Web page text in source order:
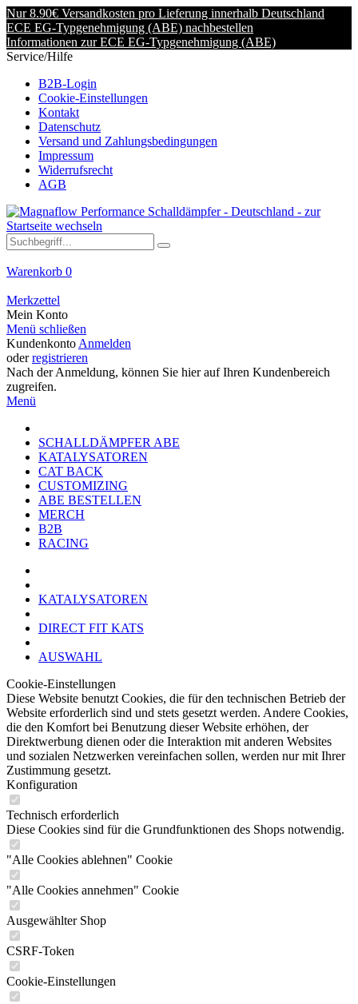
Nur 8.90€ Versandkosten pro Lieferung innerhalb Deutschland
ECE EG-Typgenehmigung (ABE) nachbestellen
Informationen zur ECE EG-Typgenehmigung (ABE)
Service/Hilfe
B2B-Login
Cookie-Einstellungen
Kontakt
Datenschutz
Versand und Zahlungsbedingungen
Impressum
Widerrufsrecht
AGB
Warenkorb 0
Merkzettel
Mein Konto
Menü schließen
Kundenkonto Anmelden
oderregistrieren
Nach der Anmeldung, können Sie hier auf Ihren Kundenbereich
zugreifen.
Menü
SCHALLDÄMPFER ABE
KATALYSATOREN
CAT BACK
CUSTOMIZING
ABE BESTELLEN
MERCH
B2B
RACING
KATALYSATOREN
DIRECT FIT KATS
AUSWAHL
Cookie-Einstellungen
Diese Website benutzt Cookies, die für den technischen Betrieb der
Website erforderlich sind und stets gesetzt werden. Andere Cookies,
die den Komfort bei Benutzung dieser Website erhöhen, der
Direktwerbung dienen oder die Interaktion mit anderen Websites
und sozialen Netzwerken vereinfachen sollen, werden nur mit Ihrer
Zustimmung gesetzt.
Konfiguration
Technisch erforderlich
Diese Cookies sind für die Grundfunktionen des Shops notwendig.
"Alle Cookies ablehnen" Cookie
"Alle Cookies annehmen" Cookie
Ausgewählter Shop
CSRF-Token
Cookie-Einstellungen